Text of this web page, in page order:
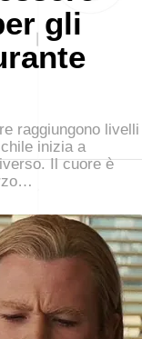
gli
raggiungono livelli
inizia a
Il cuore è